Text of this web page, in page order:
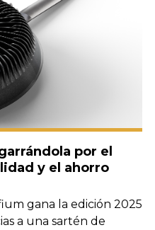
por el
y el ahorro
gana la edición 2025
a una sartén de